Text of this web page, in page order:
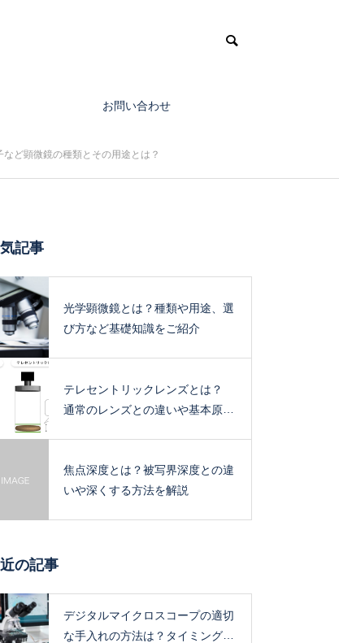
お問い合わせ
ど顕微鏡の種類とその用途とは？
記事
光学顕微鏡とは？種類や用途、選
び方など基礎知識をご紹介
テレセントリックレンズとは？
通常のレンズとの違いや基本原
焦点深度とは？被写界深度との違
いや深くする方法を解説
の記事
デジタルマイクロスコープの適切
な手入れの方法は？タイミングや